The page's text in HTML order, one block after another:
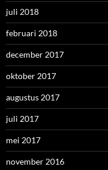
juli 2018
februari 2018
december 2017
oktober 2017
augustus 2017
juli 2017
mei 2017
november 2016